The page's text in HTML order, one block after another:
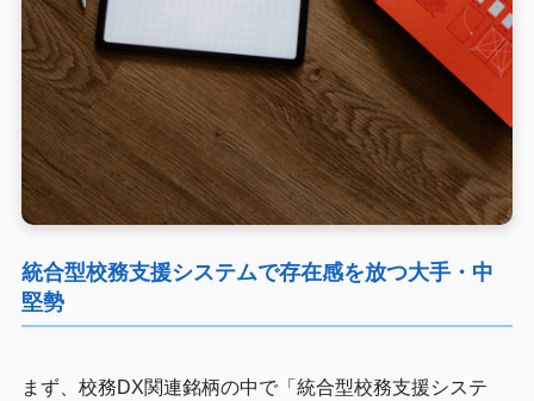
統合型校務支援システムで存在感を放つ大手・中
堅勢
まず、校務DX関連銘柄の中で「統合型校務支援システ